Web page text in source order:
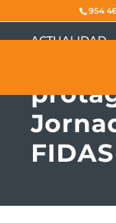
954
ACTUALIDAD
FIDAS